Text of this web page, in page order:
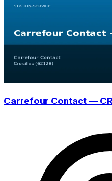
Carrefour Contact —